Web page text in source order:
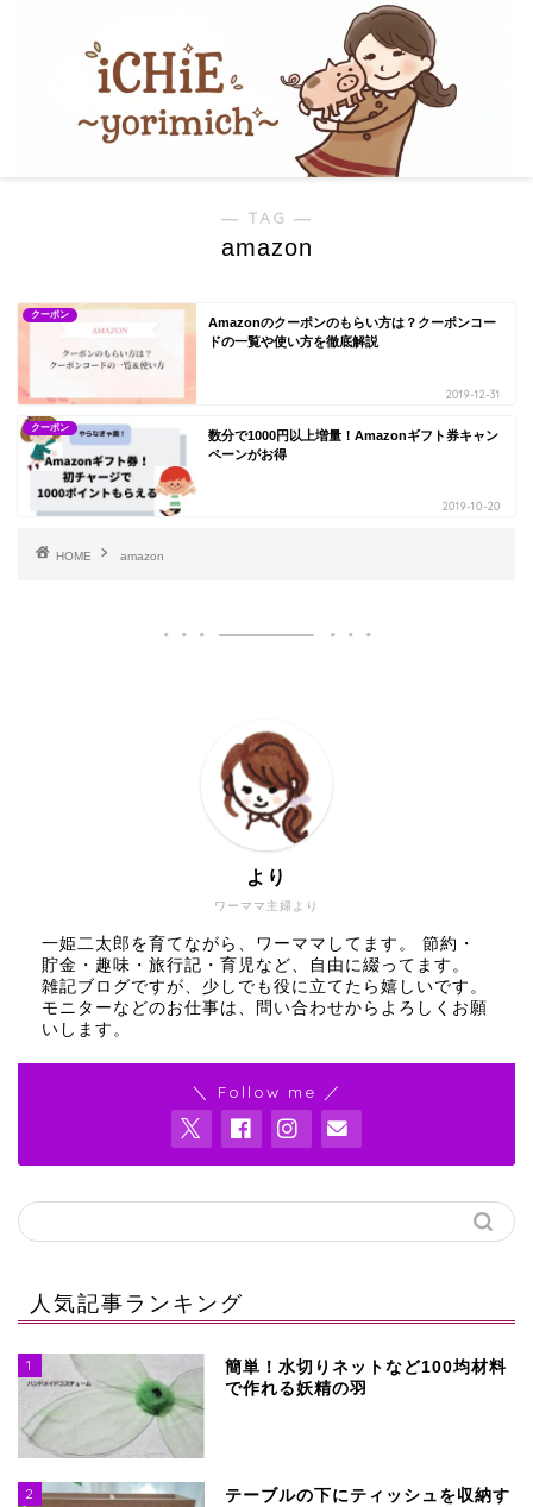
― TAG ―
amazon
クーポン
Amazonのクーポンのもらい方は？クーポンコー
ドの一覧や使い方を徹底解説
2019-12-31
クーポン
数分で1000円以上増量！Amazonギフト券キャン
ペーンがお得
2019-10-20
HOME amazon
ワーママ主婦より
より
一姫二太郎を育てながら、ワーママしてます。 節約・
貯金・趣味・旅行記・育児など、自由に綴ってます。
雑記ブログですが、少しでも役に立てたら嬉しいです。
モニターなどのお仕事は、問い合わせからよろしくお願
いします。
＼ Follow me ／
人気記事ランキング
1
簡単！水切りネットなど100均材料
で作れる妖精の羽
2
テーブルの下にティッシュを収納す